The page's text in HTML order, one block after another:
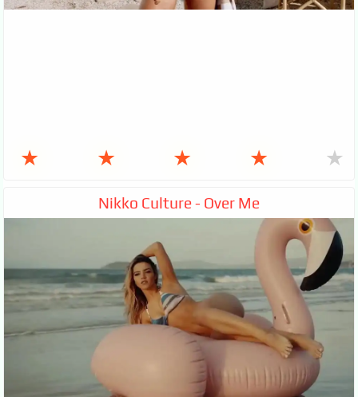
★ ★ ★ ★ ★
Nikko Culture - Over Me